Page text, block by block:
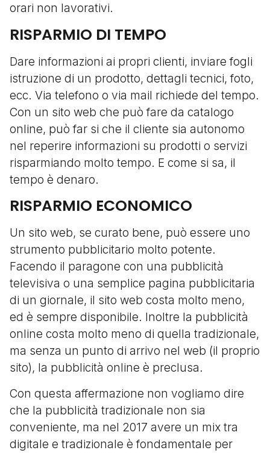
orari non lavorativi.
RISPARMIO DI TEMPO
Dare informazioni ai propri clienti, inviare fogli
istruzione di un prodotto, dettagli tecnici, foto,
ecc. Via telefono o via mail richiede del tempo.
Con un sito web che può fare da catalogo
online, può far si che il cliente sia autonomo
nel reperire informazioni su prodotti o servizi
risparmiando molto tempo. E come si sa, il
tempo è denaro.
RISPARMIO ECONOMICO
Un sito web, se curato bene, può essere uno
strumento pubblicitario molto potente.
Facendo il paragone con una pubblicità
televisiva o una semplice pagina pubblicitaria
di un giornale, il sito web costa molto meno,
ed è sempre disponibile. Inoltre la pubblicità
online costa molto meno di quella tradizionale,
ma senza un punto di arrivo nel web (il proprio
sito), la pubblicità online è preclusa.
Con questa affermazione non vogliamo dire
che la pubblicità tradizionale non sia
conveniente, ma nel 2017 avere un mix tra
digitale e tradizionale è fondamentale per